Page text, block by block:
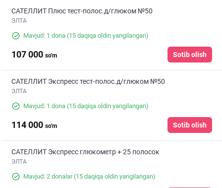
САТЕЛЛИТ Плюс тест-полос.д/глюком №50
ЭЛТА
Mavjud: 1 dona (15 daqiqa oldin yangilangan)
107 000 so'm Sotib olish
САТЕЛЛИТ Экспресс тест-полос.д/глюком №50
ЭЛТА
Mavjud: 1 dona (15 daqiqa oldin yangilangan)
114 000 so'm Sotib olish
САТЕЛЛИТ Экспресс глюкометр + 25 полосок
ЭЛТА
Mavjud: 2 donalar(15 daqiqa oldin yangilangan)